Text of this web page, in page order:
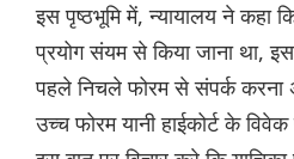
इस पृष्ठभूमि में, न्यायालय ने कहा
प्रयोग संयम से किया जाना था,
पहले निचले फोरम से संपर्क करना
उच्च फोरम यानी हाईकोर्ट के